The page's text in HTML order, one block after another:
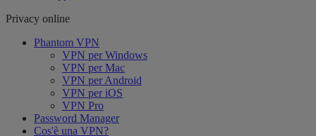
Privacy online
Phantom VPN
VPN per Windows
VPN per Mac
VPN per Android
VPN per iOS
VPN Pro
Password Manager
Cos'è una VPN?